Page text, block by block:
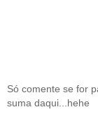
Só comente se for
suma daqui...hehe